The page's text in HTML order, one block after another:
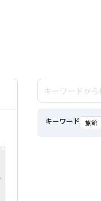
キーワード 旅館